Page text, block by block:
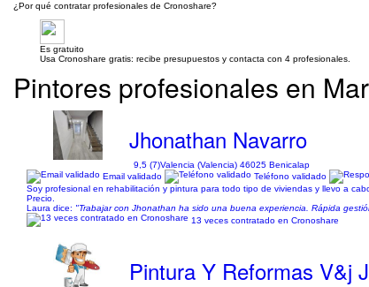
¿Por qué contratar profesionales de Cronoshare?
Es gratuito
Usa Cronoshare gratis: recibe presupuestos y contacta con 4 profesionales.
Pintores profesionales en
Jhonathan Navarro
9,5 (7)Valencia (Valencia) 46025 Benicalap
Email validado
Teléfono validado
Soy profesional en rehabilitación y pintura para todo tipo de viviendas y llevo a
Precio.
Laura dice: "Trabajar con Jhonathan ha sido una buena experiencia. Rápida
13 veces contratado en Cronoshare
Pintura Y Reformas V&j